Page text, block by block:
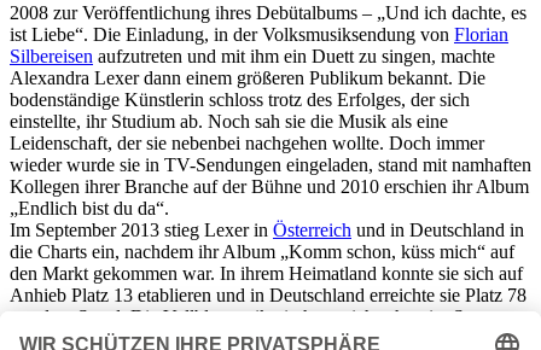
2008 zur Veröffentlichung ihres Debütalbums – „Und ich dachte, es
ist Liebe“. Die Einladung, in der Volksmusiksendung von Florian
Silbereisen aufzutreten und mit ihm ein Duett zu singen, machte
Alexandra Lexer dann einem größeren Publikum bekannt. Die
bodenständige Künstlerin schloss trotz des Erfolges, der sich
einstellte, ihr Studium ab. Noch sah sie die Musik als eine
Leidenschaft, der sie nebenbei nachgehen wollte. Doch immer
wieder wurde sie in TV-Sendungen eingeladen, stand mit namhaften
Kollegen ihrer Branche auf der Bühne und 2010 erschien ihr Album
„Endlich bist du da“.
Im September 2013 stieg Lexer in Österreich und in Deutschland in
die Charts ein, nachdem ihr Album „Komm schon, küss mich“ auf
den Markt gekommen war. In ihrem Heimatland konnte sie sich auf
Anhieb Platz 13 etablieren und in Deutschland erreichte sie Platz 78
aus dem Stand. Die Vollblutmusikerin hatte sich schon im Sommer
2013 mit der Single „Sehnsucht, die nie vergeht“ in die Herzen einer